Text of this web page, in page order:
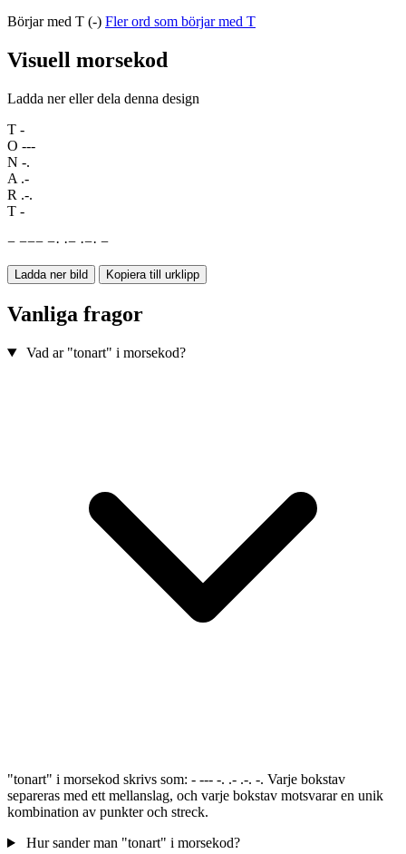
Börjar med T (-) Fler ord som börjar med T
Visuell morsekod
Ladda ner eller dela denna design
T -
O ---
N -.
A .-
R .-.
T -
− −−− −· ·− ·−· −
Ladda ner bild Kopiera till urklipp
Vanliga fragor
Vad ar "tonart" i morsekod?
"tonart" i morsekod skrivs som: - --- -. .- .-. -. Varje bokstav
separeras med ett mellanslag, och varje bokstav motsvarar en unik
kombination av punkter och streck.
Hur sander man "tonart" i morsekod?